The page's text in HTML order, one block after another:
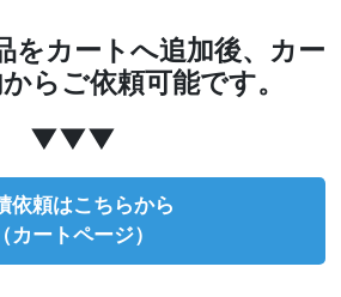
をカートへ追加後、カー
らご依頼可能です。
▼▼▼
依頼はこちらから
（カートページ）